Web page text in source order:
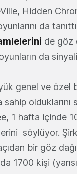
Hidden
da
de göz
da
genel ve özel
sahip
1 hafta içinde
söylüyor.
bir göz
1700 kişi (yarısı